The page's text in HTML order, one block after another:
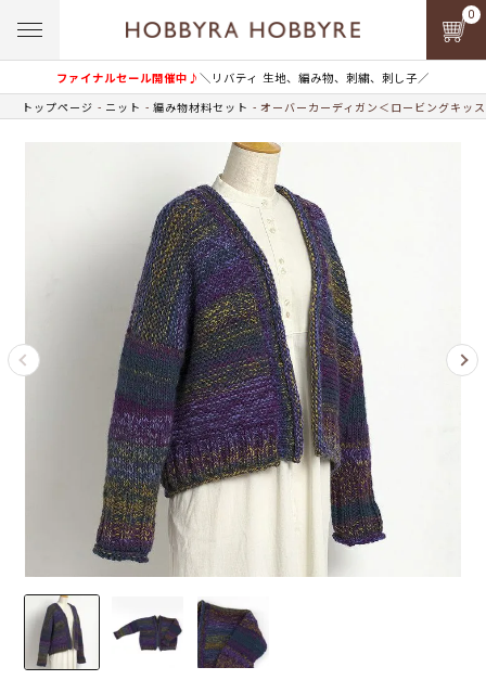
ファイナルセール開催中♪＼リバティ 生地、編み物、刺繍、刺し子／
0
トップページ ニット 編み物材料セット オーバーカーディガン＜ロービングキッ